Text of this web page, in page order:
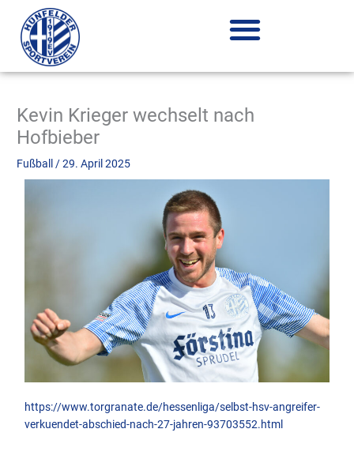
Inhalt
springen
Kevin Krieger wechselt nach
Hofbieber
Fußball /29. April 2025
https://www.torgranate.de/hessenliga/selbst-hsv-angreifer-
verkuendet-abschied-nach-27-jahren-93703552.html